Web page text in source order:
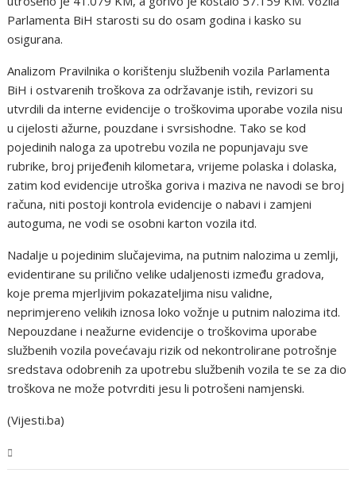
Parlamenta BiH starosti su do osam godina i kasko su
osigurana.
Analizom Pravilnika o korištenju službenih vozila Parlamenta
BiH i ostvarenih troškova za održavanje istih, revizori su
utvrdili da interne evidencije o troškovima uporabe vozila nisu
u cijelosti ažurne, pouzdane i svrsishodne. Tako se kod
pojedinih naloga za upotrebu vozila ne popunjavaju sve
rubrike, broj prijeđenih kilometara, vrijeme polaska i dolaska,
zatim kod evidencije utroška goriva i maziva ne navodi se broj
računa, niti postoji kontrola evidencije o nabavi i zamjeni
autoguma, ne vodi se osobni karton vozila itd.
Nadalje u pojedinim slučajevima, na putnim nalozima u zemlji,
evidentirane su prilično velike udaljenosti između gradova,
koje prema mjerljivim pokazateljima nisu validne,
neprimjereno velikih iznosa loko vožnje u putnim nalozima itd.
Nepouzdane i neažurne evidencije o troškovima uporabe
službenih vozila povećavaju rizik od nekontrolirane potrošnje
sredstava odobrenih za upotrebu službenih vozila te se za dio
troškova ne može potvrditi jesu li potrošeni namjenski.
(Vijesti.ba)